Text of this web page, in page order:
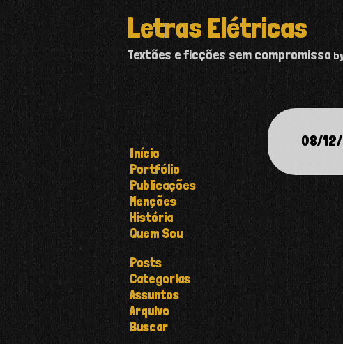
Letras Elétricas
Textões e ficções sem compromisso
Início
Portfólio
Publicações
Menções
História
Quem Sou
Posts
Categorias
Assuntos
Arquivo
Buscar
08/